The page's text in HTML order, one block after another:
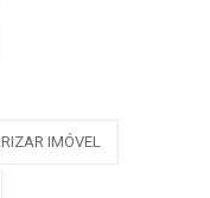
IMÓVEL